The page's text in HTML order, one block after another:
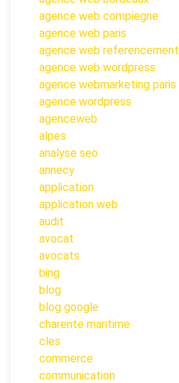
agence web compiegne
agence web paris
agence web referencement
agence web wordpress
agence webmarketing paris
agence wordpress
agenceweb
alpes
analyse seo
annecy
application
application web
audit
avocat
avocats
bing
blog
blog google
charente maritime
cles
commerce
communication